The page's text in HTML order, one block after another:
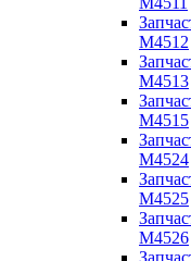
M4512
M4513
M4515
M4524
M4525
M4526